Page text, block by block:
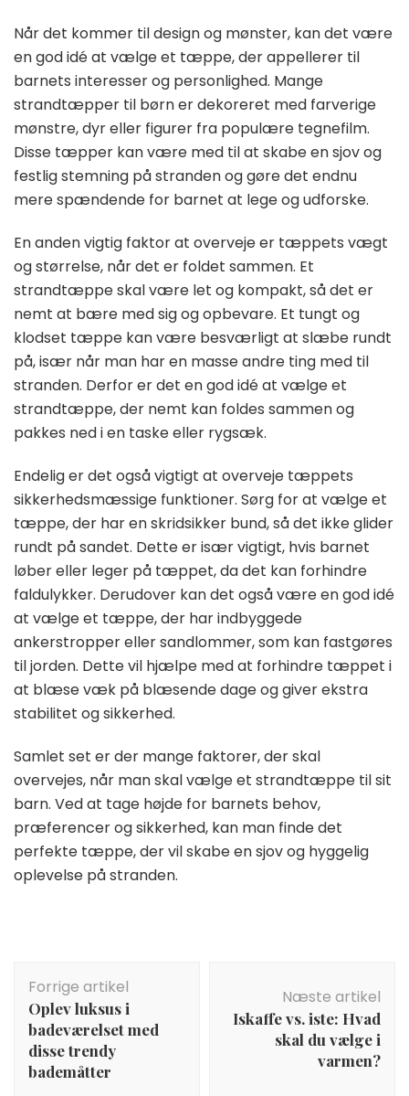
Når det kommer til design og mønster, kan det være
en god idé at vælge et tæppe, der appellerer til
barnets interesser og personlighed. Mange
strandtæpper til børn er dekoreret med farverige
mønstre, dyr eller figurer fra populære tegnefilm.
Disse tæpper kan være med til at skabe en sjov og
festlig stemning på stranden og gøre det endnu
mere spændende for barnet at lege og udforske.
En anden vigtig faktor at overveje er tæppets vægt
og størrelse, når det er foldet sammen. Et
strandtæppe skal være let og kompakt, så det er
nemt at bære med sig og opbevare. Et tungt og
klodset tæppe kan være besværligt at slæbe rundt
på, især når man har en masse andre ting med til
stranden. Derfor er det en god idé at vælge et
strandtæppe, der nemt kan foldes sammen og
pakkes ned i en taske eller rygsæk.
Endelig er det også vigtigt at overveje tæppets
sikkerhedsmæssige funktioner. Sørg for at vælge et
tæppe, der har en skridsikker bund, så det ikke glider
rundt på sandet. Dette er især vigtigt, hvis barnet
løber eller leger på tæppet, da det kan forhindre
faldulykker. Derudover kan det også være en god idé
at vælge et tæppe, der har indbyggede
ankerstropper eller sandlommer, som kan fastgøres
til jorden. Dette vil hjælpe med at forhindre tæppet i
at blæse væk på blæsende dage og giver ekstra
stabilitet og sikkerhed.
Samlet set er der mange faktorer, der skal
overvejes, når man skal vælge et strandtæppe til sit
barn. Ved at tage højde for barnets behov,
præferencer og sikkerhed, kan man finde det
perfekte tæppe, der vil skabe en sjov og hyggelig
oplevelse på stranden.
Forrige artikel
Oplev luksus i
badeværelset med
disse trendy
bademåtter
Næste artikel
Iskaffe vs. iste: Hvad
skal du vælge i
varmen?